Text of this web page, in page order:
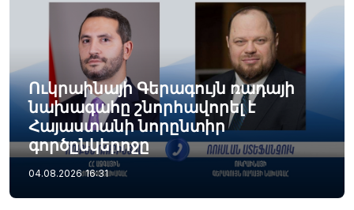
Ուկրաինայի Գերագույն ռադայի
նախագահը շնորհավորել է
Հայաստանի նորընտիր
գործընկերոջը
04.08.2026 16:31